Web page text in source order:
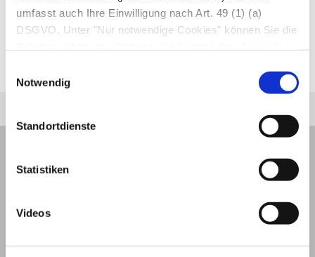
umfasst auch Ihre Einwilligung nach Art. 49 (1) (a)
DSGVO. Unter "Nur notwendige Cookies" können Sie die
Notwendig
Standortdienste
Statistiken
Videos
Steigt die Konzentration an, ist die Funktion der
Hypophysegestört. Bleibt der Hormonspiegel